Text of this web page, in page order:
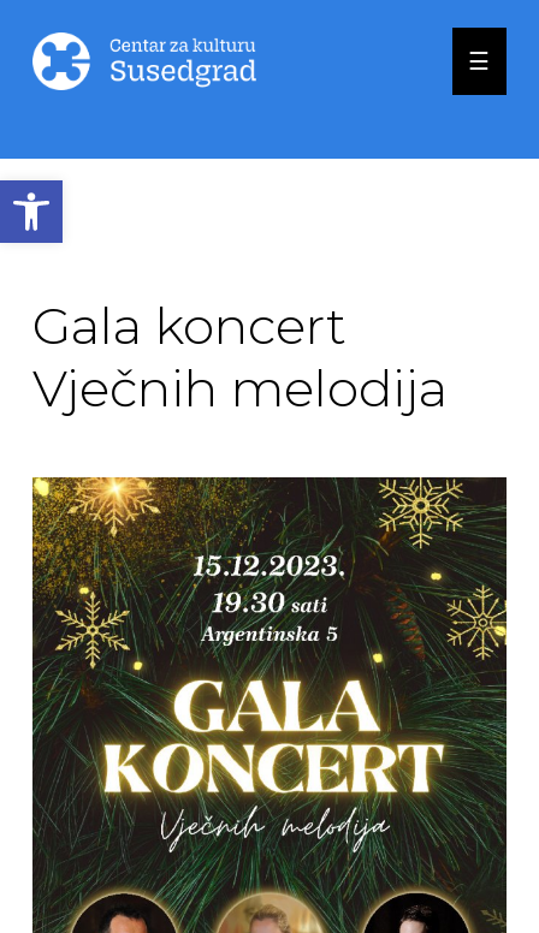
Open toolbar
☰
Gala koncert
Vječnih melodija